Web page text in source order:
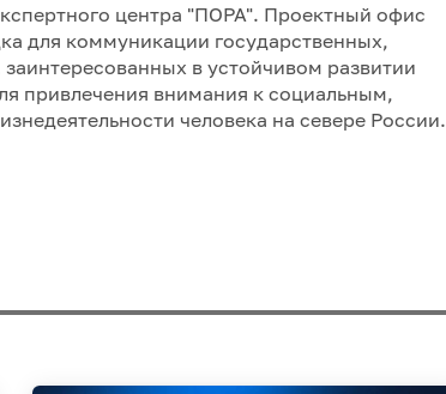
центра "ПОРА". Проектный офис
для коммуникации государственных,
в устойчивом развитии
привлечения внимания к социальным,
человека на севере России.